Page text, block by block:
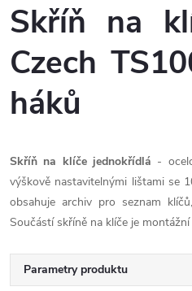
Skříň na
Czech
háků
Skříň na klíče jednokřídlá -
výškově nastavitelnými lištami se
obsahuje archiv pro seznam
Součástí skříně na klíče je
Parametry produktu